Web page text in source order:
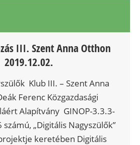
III. Szent Anna Otthon
2019.12.02.
Klub III. – Szent Anna
Ferenc Közgazdasági
Alapítvány GINOP-3.3.3-
„Digitális Nagyszülők”
keretében Digitális